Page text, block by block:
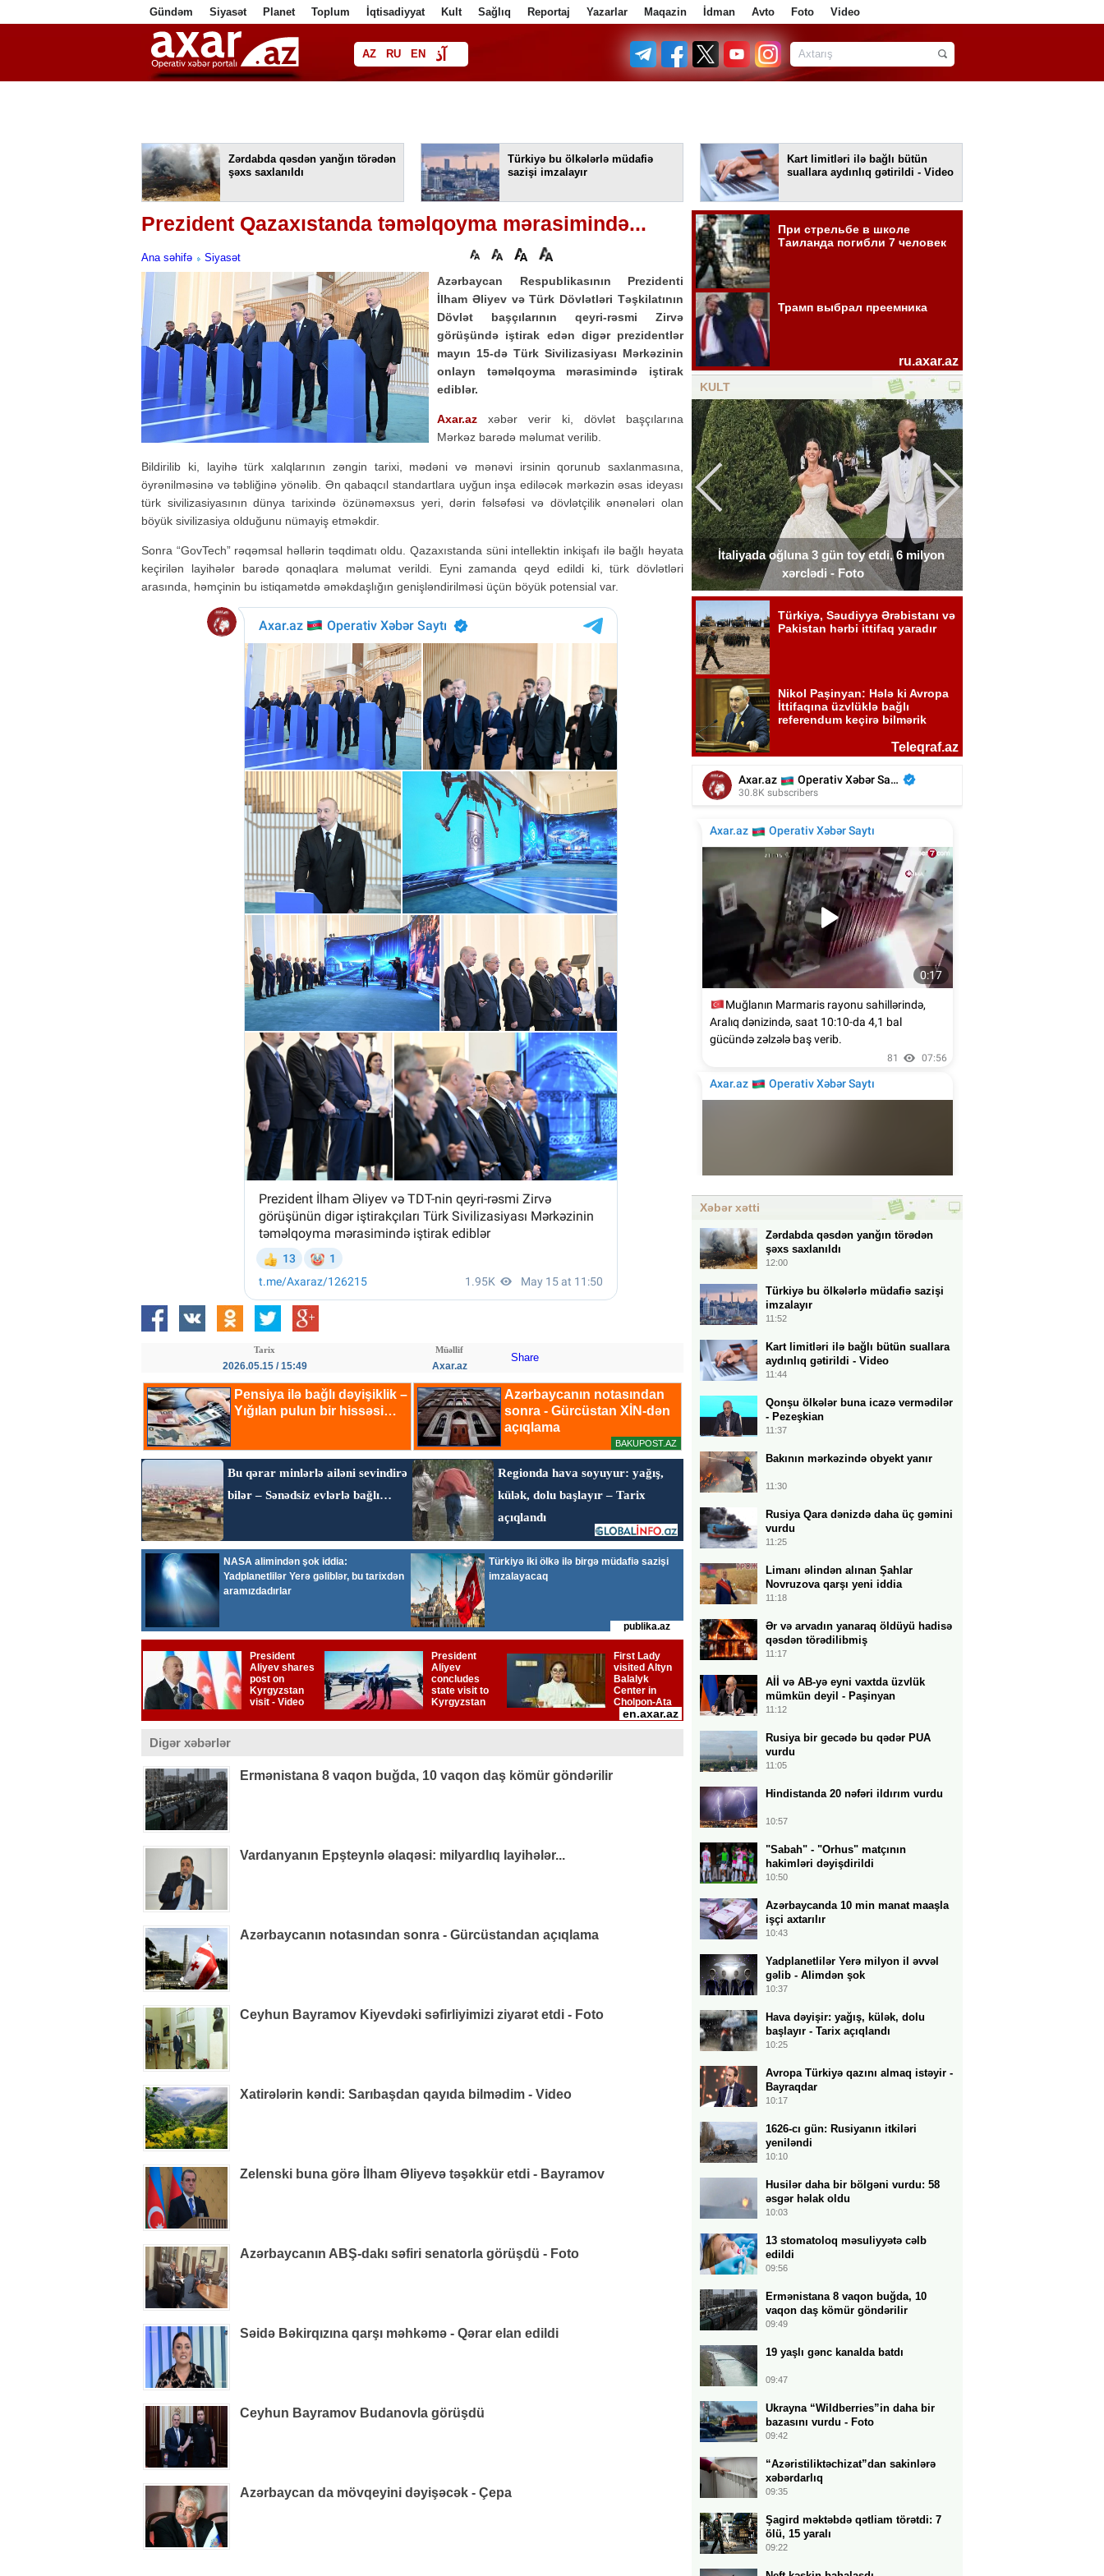
Gündəm Siyasət Planet Toplum İqtisadiyyat Kult Sağlıq Reportaj Yazarlar Maqazin İdman Avto Foto Video
AZ RU EN آذ
فا
Zərdabda qəsdən yanğın törədən
şəxs saxlanıldı
Türkiyə bu ölkələrlə müdafiə
sazişi imzalayır
Kart limitləri ilə bağlı bütün
suallara aydınlıq gətirildi - Video
Prezident Qazaxıstanda təməlqoyma mərasimində...
Ana səhifə Siyasət
Azərbaycan Respublikasının Prezidenti
İlham Əliyev və Türk Dövlətləri Təşkilatının
Dövlət başçılarının qeyri-rəsmi Zirvə
görüşündə iştirak edən digər prezidentlər
mayın 15-də Türk Sivilizasiyası Mərkəzinin
onlayn təməlqoyma mərasimində iştirak
ediblər.
Axar.az xəbər verir ki, dövlət başçılarına
Mərkəz barədə məlumat verilib.
Bildirilib ki, layihə türk xalqlarının zəngin tarixi, mədəni və mənəvi irsinin qorunub saxlanmasına,
öyrənilməsinə və təbliğinə yönəlib. Ən qabaqcıl standartlara uyğun inşa ediləcək mərkəzin əsas ideyası
türk sivilizasiyasının dünya tarixində özünəməxsus yeri, dərin fəlsəfəsi və dövlətçilik ənənələri olan
böyük sivilizasiya olduğunu nümayiş etməkdir.
Sonra “GovTech” rəqəmsal həllərin təqdimatı oldu. Qazaxıstanda süni intellektin inkişafı ilə bağlı həyata
keçirilən layihələr barədə qonaqlara məlumat verildi. Eyni zamanda qeyd edildi ki, türk dövlətləri
arasında, həmçinin bu istiqamətdə əməkdaşlığın genişləndirilməsi üçün böyük potensial var.
Tarix
2026.05.15 / 15:49
Müəllif
Axar.az
Share
Digər xəbərlər
Ermənistana 8 vaqon buğda, 10 vaqon daş kömür göndərilir
Vardanyanın Epşteynlə əlaqəsi: milyardlıq layihələr...
Azərbaycanın notasından sonra - Gürcüstandan açıqlama
Ceyhun Bayramov Kiyevdəki səfirliyimizi ziyarət etdi - Foto
Xatirələrin kəndi: Sarıbaşdan qayıda bilmədim - Video
Zelenski buna görə İlham Əliyevə təşəkkür etdi - Bayramov
Azərbaycanın ABŞ-dakı səfiri senatorla görüşdü - Foto
Səidə Bəkirqızına qarşı məhkəmə - Qərar elan edildi
Ceyhun Bayramov Budanovla görüşdü
Azərbaycan da mövqeyini dəyişəcək - Çepa
KULT
Elçinin Fəxri xiyabandakı qəbirüstü abidəsi -
Foto
İtaliyada oğluna 3 gün toy etdi, 6 milyon
xərclədi - Foto
Elçinin Fəxri xiyabandakı qəbirüstü abidəsi -
Foto
İtaliyada oğluna 3 gün toy etdi, 6 milyon
Xəbər xətti
Zərdabda qəsdən yanğın törədən
şəxs saxlanıldı
12:00
Türkiyə bu ölkələrlə müdafiə sazişi
imzalayır
11:52
Kart limitləri ilə bağlı bütün suallara
aydınlıq gətirildi - Video
11:44
Qonşu ölkələr buna icazə vermədilər
- Pezeşkian
11:37
Bakının mərkəzində obyekt yanır
11:30
Rusiya Qara dənizdə daha üç gəmini
vurdu
11:25
Limanı əlindən alınan Şahlar
Novruzova qarşı yeni iddia
11:18
Ər və arvadın yanaraq öldüyü hadisə
qəsdən törədilibmiş
11:17
Aİİ və AB-yə eyni vaxtda üzvlük
mümkün deyil - Paşinyan
11:12
Rusiya bir gecədə bu qədər PUA
vurdu
11:05
Hindistanda 20 nəfəri ildırım vurdu
10:57
"Sabah" - "Orhus" matçının
hakimləri dəyişdirildi
10:50
Azərbaycanda 10 min manat maaşla
işçi axtarılır
10:43
Yadplanetlilər Yerə milyon il əvvəl
gəlib - Alimdən şok
10:37
Hava dəyişir: yağış, külək, dolu
başlayır - Tarix açıqlandı
10:25
Avropa Türkiyə qazını almaq istəyir -
Bayraqdar
10:17
1626-cı gün: Rusiyanın itkiləri
yeniləndi
10:10
Husilər daha bir bölgəni vurdu: 58
əsgər həlak oldu
10:03
13 stomatoloq məsuliyyətə cəlb
edildi
09:56
Ermənistana 8 vaqon buğda, 10
vaqon daş kömür göndərilir
09:49
19 yaşlı gənc kanalda batdı
09:47
Ukrayna “Wildberries”in daha bir
bazasını vurdu - Foto
09:42
“Azəristiliktəchizat”dan sakinlərə
xəbərdarlıq
09:35
Şagird məktəbdə qətliam törətdi: 7
ölü, 15 yaralı
09:22